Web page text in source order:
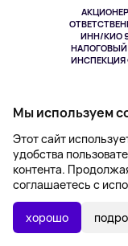
ИНН/КИО
НАЛОГОВЫЙ
ИНСПЕКЦИЯ
Здоровье питомцев
Мы используем
Этот сайт
удобства
контента.
соглашаетесь с
хорошо